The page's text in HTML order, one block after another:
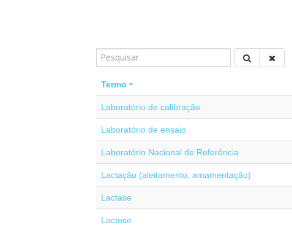
Termo
Laboratório de calibração
Laboratório de ensaio
Laboratório Nacional de Referência
Lactação (aleitamento, amamentação)
Lactase
Lactose